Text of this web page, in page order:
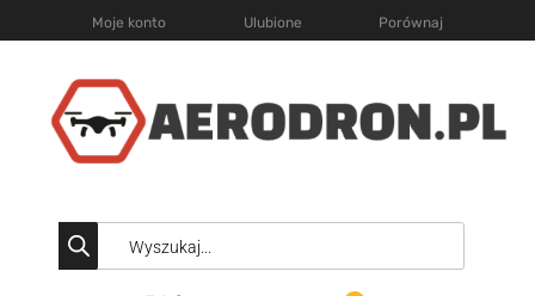
Moje konto Ulubione Porównaj